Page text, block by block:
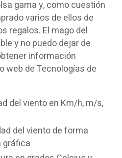
gama y, como cuestión
varios de ellos de
regalos. El mago del
y no puedo dejar de
información
web de Tecnologías de
del viento en Km/h, m/s,
del viento de forma
gráfica